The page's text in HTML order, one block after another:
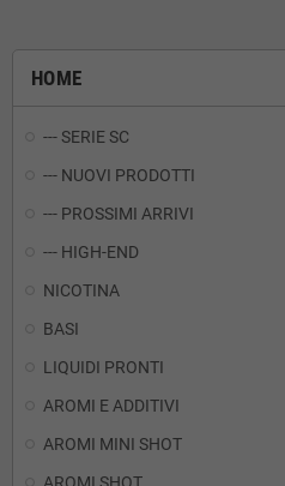
HOME
--- SERIE SC
--- NUOVI PRODOTTI
--- PROSSIMI ARRIVI
--- HIGH-END
NICOTINA
BASI
LIQUIDI PRONTI
AROMI E ADDITIVI
AROMI MINI SHOT